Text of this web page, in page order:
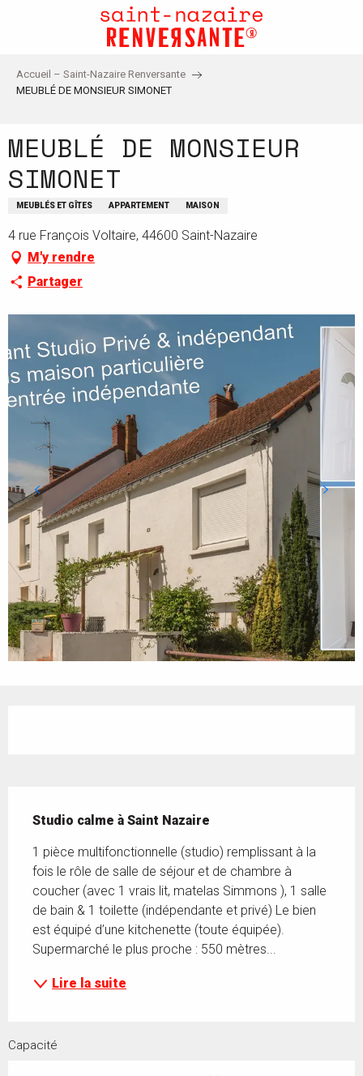
principal
Accueil – Saint-Nazaire Renversante
MEUBLÉ DE MONSIEUR SIMONET
MEUBLÉ DE MONSIEUR
SIMONET
MEUBLÉS ET GÎTES APPARTEMENT MAISON
4 rue François Voltaire, 44600 Saint-Nazaire
M'y rendre
Partager
Studio calme à Saint Nazaire
1 pièce multifonctionnelle (studio) remplissant à la
fois le rôle de salle de séjour et de chambre à
coucher (avec 1 vrais lit, matelas Simmons ), 1 salle
de bain & 1 toilette (indépendante et privé) Le bien
est équipé d’une kitchenette (toute équipée).
Supermarché le plus proche : 550 mètres...
Lire la suite
Capacité